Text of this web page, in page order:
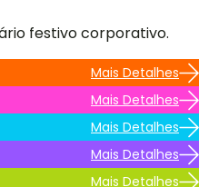
festivo corporativo.
Mais Detalhes
Mais Detalhes
Mais Detalhes
Mais Detalhes
Mais Detalhes